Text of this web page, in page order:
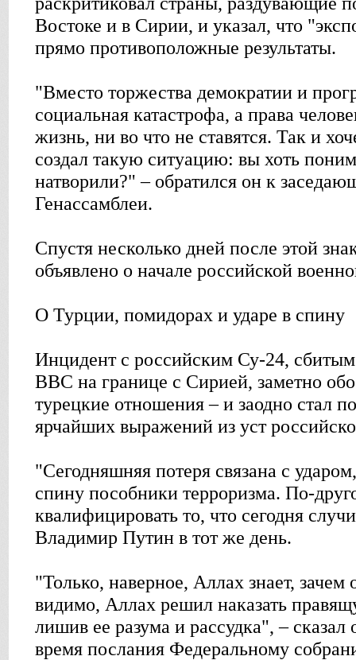
Востоке и в Сирии, и указал, что
прямо противоположные результаты.
"Вместо торжества демократии и
социальная катастрофа, а права
жизнь, ни во что не ставятся. Так и
создал такую ситуацию: вы хоть
натворили?" – обратился он к
Генассамблеи.
Спустя несколько дней после этой
объявлено о начале российской
О Турции, помидорах и ударе в спину
Инцидент с российским Су-24,
ВВС на границе с Сирией, заметно
турецкие отношения – и заодно стал
ярчайших выражений из уст
"Сегодняшняя потеря связана с
спину пособники терроризма. По-
квалифицировать то, что сегодня
Владимир Путин в тот же день.
"Только, наверное, Аллах знает, зачем
видимо, Аллах решил наказать
лишив ее разума и рассудка", – сказал
время послания Федеральному